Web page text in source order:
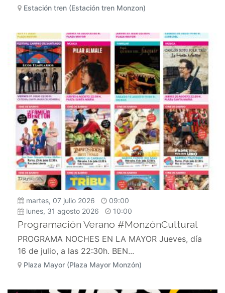
Estación tren (Estación tren Monzon)
martes, 07 julio 2026
09:00
lunes, 31 agosto 2026
10:00
Programación Verano #MonzónCultural
PROGRAMA NOCHES EN LA MAYOR Jueves, día
16 de julio, a las 22:30h. BEN...
Plaza Mayor (Plaza Mayor Monzón)